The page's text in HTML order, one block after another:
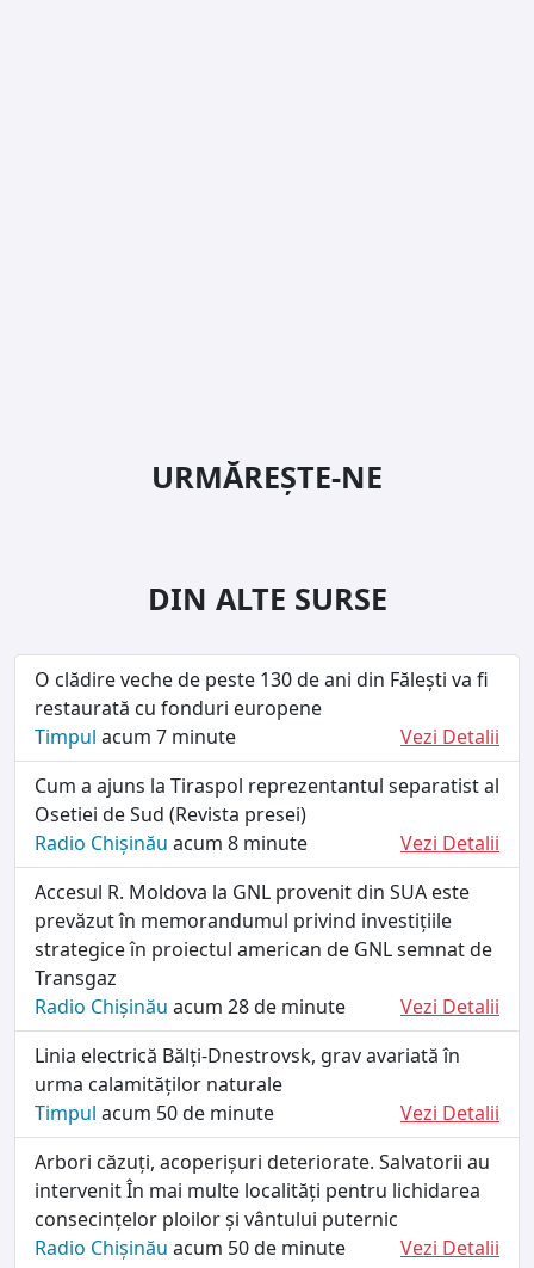
URMĂREȘTE-NE
DIN ALTE SURSE
O clădire veche de peste 130 de ani din Fălești va fi
restaurată cu fonduri europene
Timpul acum 7 minute
Vezi Detalii
Cum a ajuns la Tiraspol reprezentantul separatist al
Osetiei de Sud (Revista presei)
Radio Chișinău acum 8 minute
Vezi Detalii
Accesul R. Moldova la GNL provenit din SUA este
prevăzut în memorandumul privind investițiile
strategice în proiectul american de GNL semnat de
Transgaz
Radio Chișinău acum 28 de minute
Vezi Detalii
Linia electrică Bălți-Dnestrovsk, grav avariată în
urma calamităților naturale
Timpul acum 50 de minute
Vezi Detalii
Arbori căzuți, acoperișuri deteriorate. Salvatorii au
intervenit În mai multe localități pentru lichidarea
consecințelor ploilor și vântului puternic
Radio Chișinău acum 50 de minute
Vezi Detalii